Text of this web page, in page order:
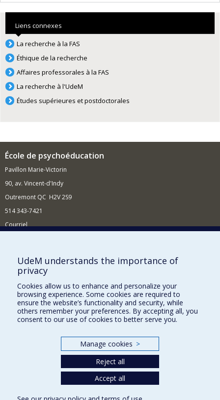
Liens connexes
La recherche à la FAS
Éthique de la recherche
Affaires professorales à la FAS
La recherche à l'UdeM
Études supérieures et postdoctorales
École de psychoéducation
Pavillon Marie-Victorin
90, av. Vincent-d'Indy
Outremont QC H2V 2S9
514 343-7421
Courriel
Comment soutenir l'École?
BESOIN D'AIDE?
Plan du site
Signaler une erreur
Accessibilité
Nos départements et écoles
UdeM understands the importance of
privacy
Cookies allow us to enhance and personalize your
browsing experience. Some cookies are required to
ensure the website’s functionality and security, while
others remember your preferences. By accepting all, you
consent to our use of cookies to better serve you.
Manage cookies >
Reject all
Accept all